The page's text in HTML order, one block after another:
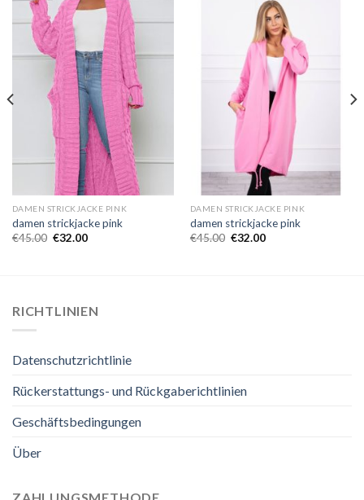
DAMEN STRICKJACKE PINK
damen strickjacke pink
€45.00 €32.00
DAMEN STRICKJACKE PINK
damen strickjacke pink
€45.00 €32.00
RICHTLINIEN
Datenschutzrichtlinie
Rückerstattungs- und Rückgaberichtlinien
Geschäftsbedingungen
Über